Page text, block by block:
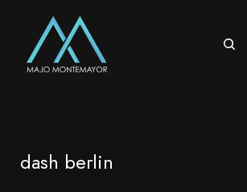
dash berlin